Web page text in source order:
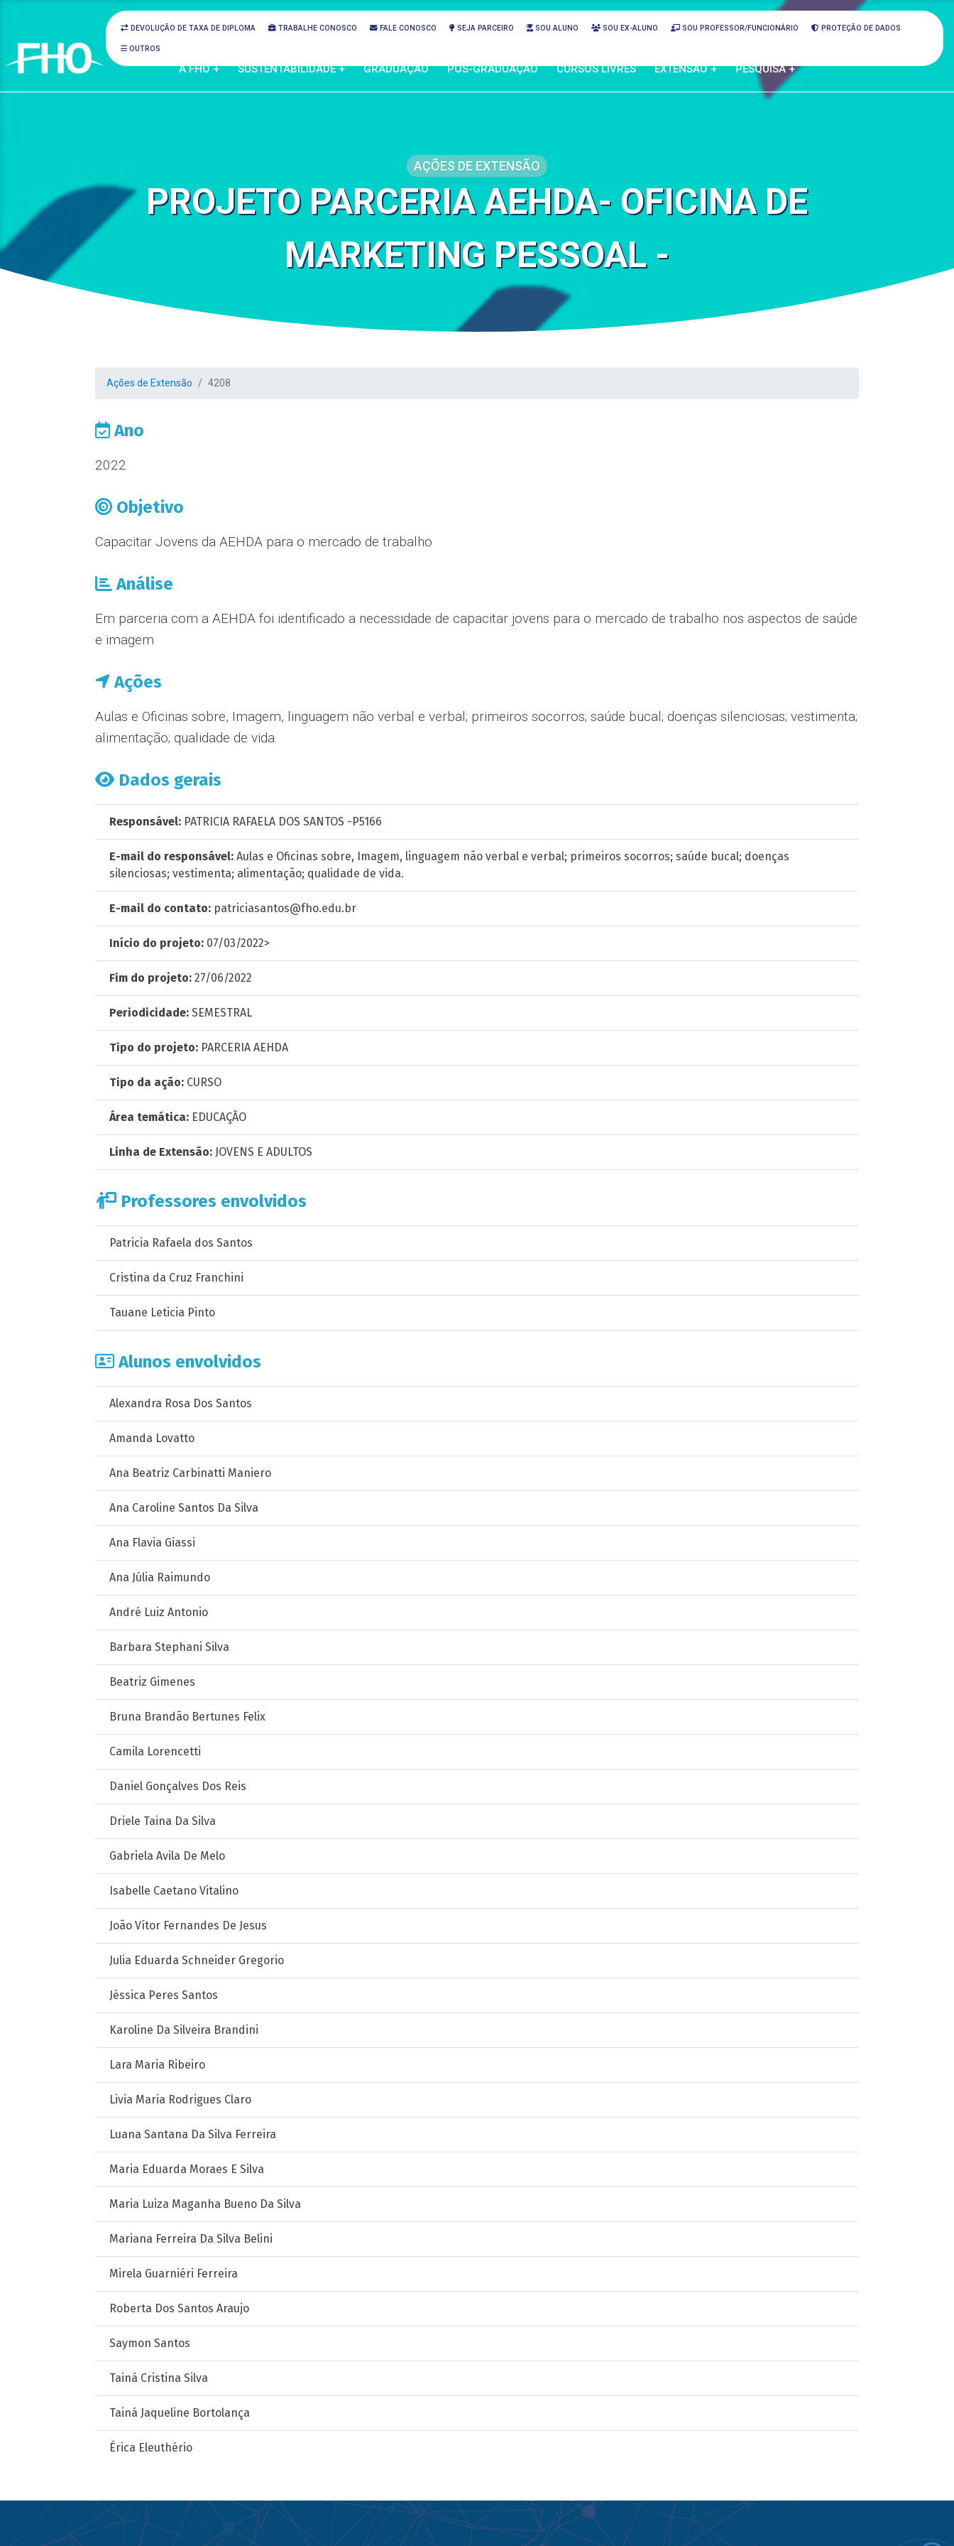
DEVOLUÇÃO DE TAXA DE DIPLOMA TRABALHE CONOSCO FALE CONOSCO SEJA PARCEIRO SOU ALUNO SOU EX-ALUNO SOU PROFESSOR/FUNCIONÁRIO PROTEÇÃO DE DADOS
OUTROS
A FHO + SUSTENTABILIDADE + GRADUAÇÃO PÓS-GRADUAÇÃO CURSOS LIVRES EXTENSÃO + PESQUISA +
AÇÕES DE EXTENSÃO
PROJETO PARCERIA AEHDA- OFICINA DE
MARKETING PESSOAL -
Ações de Extensão 4208
Ano
2022
Objetivo
Capacitar Jovens da AEHDA para o mercado de trabalho
Análise
Em parceria com a AEHDA foi identificado a necessidade de capacitar jovens para o mercado de trabalho nos aspectos de saúde
e imagem
Ações
Aulas e Oficinas sobre, Imagem, linguagem não verbal e verbal; primeiros socorros; saúde bucal; doenças silenciosas; vestimenta;
alimentação; qualidade de vida.
Dados gerais
Responsável: PATRICIA RAFAELA DOS SANTOS -P5166
E-mail do responsável: Aulas e Oficinas sobre, Imagem, linguagem não verbal e verbal; primeiros socorros; saúde bucal; doenças
silenciosas; vestimenta; alimentação; qualidade de vida.
E-mail do contato: patriciasantos@fho.edu.br
Início do projeto: 07/03/2022>
Fim do projeto: 27/06/2022
Periodicidade: SEMESTRAL
Tipo do projeto: PARCERIA AEHDA
Tipo da ação: CURSO
Área temática: EDUCAÇÃO
Linha de Extensão: JOVENS E ADULTOS
Professores envolvidos
Patricia Rafaela dos Santos
Cristina da Cruz Franchini
Tauane Leticia Pinto
Alunos envolvidos
Alexandra Rosa Dos Santos
Amanda Lovatto
Ana Beatriz Carbinatti Maniero
Ana Caroline Santos Da Silva
Ana Flavia Giassi
Ana Júlia Raimundo
André Luiz Antonio
Barbara Stephani Silva
Beatriz Gimenes
Bruna Brandão Bertunes Felix
Camila Lorencetti
Daniel Gonçalves Dos Reis
Driele Taina Da Silva
Gabriela Avila De Melo
Isabelle Caetano Vitalino
João Vítor Fernandes De Jesus
Julia Eduarda Schneider Gregorio
Jéssica Peres Santos
Karoline Da Silveira Brandini
Lara Maria Ribeiro
Livia Maria Rodrigues Claro
Luana Santana Da Silva Ferreira
Maria Eduarda Moraes E Silva
Maria Luiza Maganha Bueno Da Silva
Mariana Ferreira Da Silva Belini
Mirela Guarniéri Ferreira
Roberta Dos Santos Araujo
Saymon Santos
Tainá Cristina Silva
Tainá Jaqueline Bortolança
Érica Eleuthério